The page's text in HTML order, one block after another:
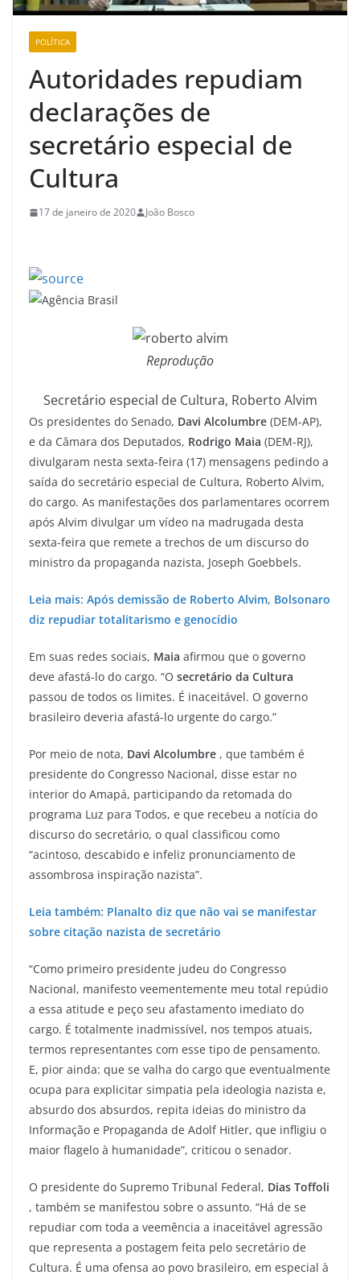
POLÍTICA
Autoridades repudiam
declarações de
secretário especial de
Cultura
17 de janeiro de 2020 João Bosco
Reprodução
Secretário especial de Cultura, Roberto Alvim
Os presidentes do Senado, Davi Alcolumbre (DEM-AP),
e da Câmara dos Deputados, Rodrigo Maia (DEM-RJ),
divulgaram nesta sexta-feira (17) mensagens pedindo a
saída do secretário especial de Cultura, Roberto Alvim,
do cargo. As manifestações dos parlamentares ocorrem
após Alvim divulgar um vídeo na madrugada desta
sexta-feira que remete a trechos de um discurso do
ministro da propaganda nazista, Joseph Goebbels.
Leia mais: Após demissão de Roberto Alvim, Bolsonaro
diz repudiar totalitarismo e genocídio
Em suas redes sociais, Maia afirmou que o governo
deve afastá-lo do cargo. “O secretário da Cultura
passou de todos os limites. É inaceitável. O governo
brasileiro deveria afastá-lo urgente do cargo.”
Por meio de nota, Davi Alcolumbre , que também é
presidente do Congresso Nacional, disse estar no
interior do Amapá, participando da retomada do
programa Luz para Todos, e que recebeu a notícia do
discurso do secretário, o qual classificou como
“acintoso, descabido e infeliz pronunciamento de
assombrosa inspiração nazista”.
Leia também: Planalto diz que não vai se manifestar
sobre citação nazista de secretário
“Como primeiro presidente judeu do Congresso
Nacional, manifesto veementemente meu total repúdio
a essa atitude e peço seu afastamento imediato do
cargo. É totalmente inadmissível, nos tempos atuais,
termos representantes com esse tipo de pensamento.
E, pior ainda: que se valha do cargo que eventualmente
ocupa para explicitar simpatia pela ideologia nazista e,
absurdo dos absurdos, repita ideias do ministro da
Informação e Propaganda de Adolf Hitler, que infligiu o
maior flagelo à humanidade”, criticou o senador.
O presidente do Supremo Tribunal Federal, Dias Toffoli
, também se manifestou sobre o assunto. “Há de se
repudiar com toda a veemência a inaceitável agressão
que representa a postagem feita pelo secretário de
Cultura. É uma ofensa ao povo brasileiro, em especial à